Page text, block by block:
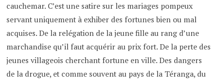
cauchemar. C’est une satire sur les mariages pompeux
servant uniquement à exhiber des fortunes bien ou mal
acquises. De la relégation de la jeune fille au rang d’une
marchandise qu’il faut acquérir au prix fort. De la perte des
jeunes villageois cherchant fortune en ville. Des dangers
de la drogue, et comme souvent au pays de la Téranga, du